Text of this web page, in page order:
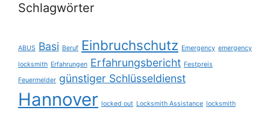
Schlagwörter
ABUS Basi Beruf Einbruchschutz Emergency emergency
locksmith Erfahrungen Erfahrungsbericht Festpreis
Feuermelder günstiger Schlüsseldienst
Hannover locked out Locksmith Assistance locksmith